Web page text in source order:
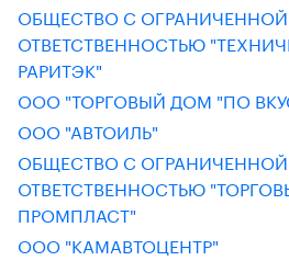
ОБЩЕСТВО С ОГРАНИЧЕННОЙ
ОТВЕТСТВЕННОСТЬЮ
РАРИТЭК"
ООО "ТОРГОВЫЙ ДОМ "ПО
ООО "АВТОИЛЬ"
ОБЩЕСТВО С ОГРАНИЧЕННОЙ
ОТВЕТСТВЕННОСТЬЮ
ПРОМПЛАСТ"
ООО "КАМАВТОЦЕНТР"